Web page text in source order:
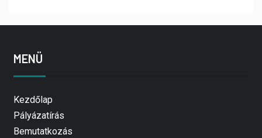
MENÜ
Kezdőlap
Pályázatírás
Bemutatkozás